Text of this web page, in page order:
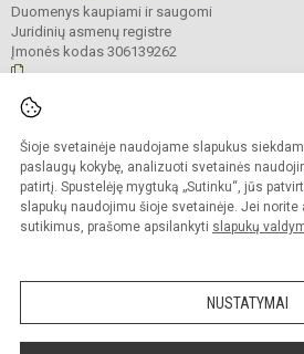
Šioje svetainėje naudojame slapukus
paslaugų kokybę, analizuoti svetainės
patirtį. Spustelėję mygtuką „Sutinku“, jūs
slapukų naudojimu šioje svetainėje. Jei
sutikimus, prašome apsilankyti slapukų
NUSTATYMAI
Duomenys kaupiami ir saugomi
Juridinių asmenų registre
Įmonės kodas 306139262
Kopijuoti turinį be raštiško Bukiškio
sutikimo griežtai
Prieinamumo paraiška
Sumanus būdas atnaujinti